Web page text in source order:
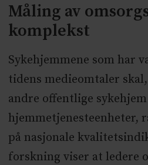
Måling av
komplekst
Sykehjemmene som har
tidens medieomtaler
andre offentlige
hjemmetjenesteenheter,
på nasjonale
forskning viser at ledere